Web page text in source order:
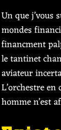
Un que j’vous
mondes
financment
le tantinet
aviateur
L’orchestre
homme n’est